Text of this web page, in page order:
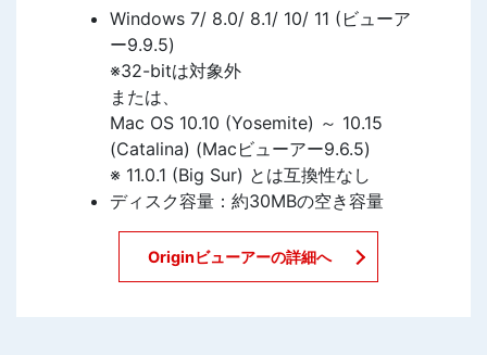
Windows 7/ 8.0/ 8.1/ 10/ 11 (ビューア
ー9.9.5)
※32-bitは対象外
または、
Mac OS 10.10 (Yosemite) ～ 10.15
(Catalina) (Macビューアー9.6.5)
※ 11.0.1 (Big Sur) とは互換性なし
ディスク容量：約30MBの空き容量
Originビューアーの詳細へ